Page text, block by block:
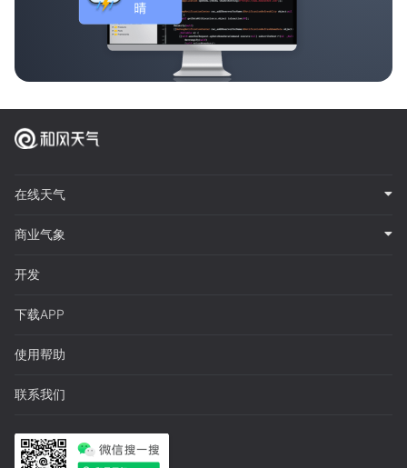
在线天气
商业气象
开发
下载APP
使用帮助
联系我们